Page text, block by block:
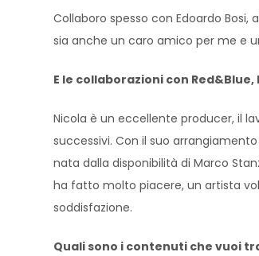
Collaboro spesso con Edoardo
sia anche un caro amico per me e
E le collaborazioni con
Nicola è un eccellente producer, il
successivi. Con il suo
nata dalla disponibilità di Marco
ha fatto molto piacere, un artista
soddisfazione.
Quali sono i contenuti che vuoi